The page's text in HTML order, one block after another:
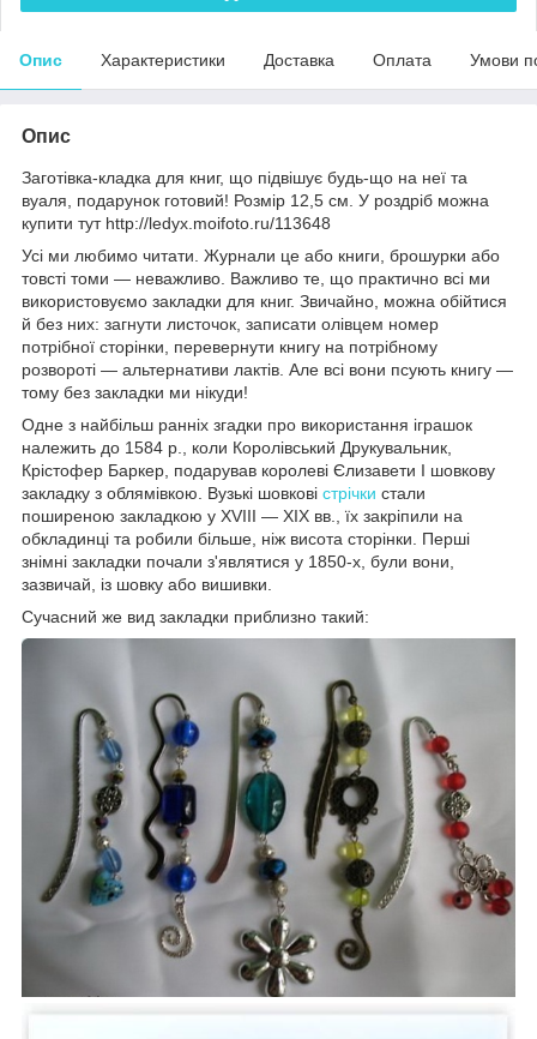
Опис Характеристики Доставка Оплата Умови
Опис
Заготівка-кладка для книг, що підвішує будь-що на неї та
вуаля, подарунок готовий! Розмір 12,5 см. У роздріб можна
купити тут http://ledyx.moifoto.ru/113648
Усі ми любимо читати. Журнали це або книги, брошурки або
товсті томи — неважливо. Важливо те, що практично всі ми
використовуємо закладки для книг. Звичайно, можна обійтися
й без них: загнути листочок, записати олівцем номер
потрібної сторінки, перевернути книгу на потрібному
розвороті — альтернативи лактів. Але всі вони псують книгу —
тому без закладки ми нікуди!
Одне з найбільш ранніх згадки про використання іграшок
належить до 1584 р., коли Королівський Друкувальник,
Крістофер Баркер, подарував королеві Єлизавети I шовкову
закладку з облямівкою. Вузькі шовкові стрічки стали
поширеною закладкою у XVIII — XIX вв., їх закріпили на
обкладинці та робили більше, ніж висота сторінки. Перші
знімні закладки почали з'являтися у 1850-х, були вони,
зазвичай, із шовку або вишивки.
Сучасний же вид закладки приблизно такий: